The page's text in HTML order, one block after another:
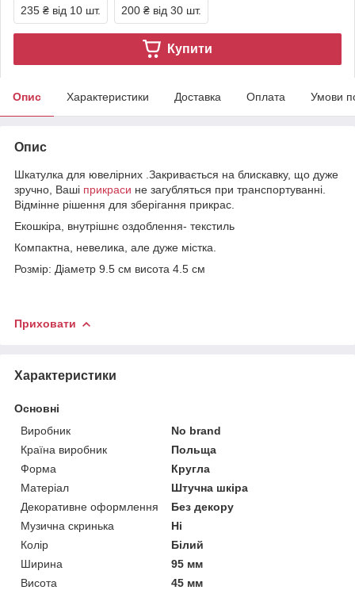
235 ₴ від 10 шт. 200 ₴ від 30 шт.
Купити
Опис Характеристики Доставка Оплата Умови
Опис
Шкатулка для ювелірних .Закривається на блискавку, що дуже
зручно, Ваші прикраси не загубляться при транспортуванні.
Відмінне рішення для зберігання прикрас.
Екошкіра, внутрішнє оздоблення- текстиль
Компактна, невелика, але дуже містка.
Розмір: Діаметр 9.5 см висота 4.5 см
Приховати
Характеристики
Основні
Виробник
No brand
Країна виробник
Польща
Форма
Кругла
Матеріал
Штучна шкіра
Декоративне оформлення
Без декору
Музична скринька
Ні
Колір
Білий
Ширина
95 мм
Висота
45 мм